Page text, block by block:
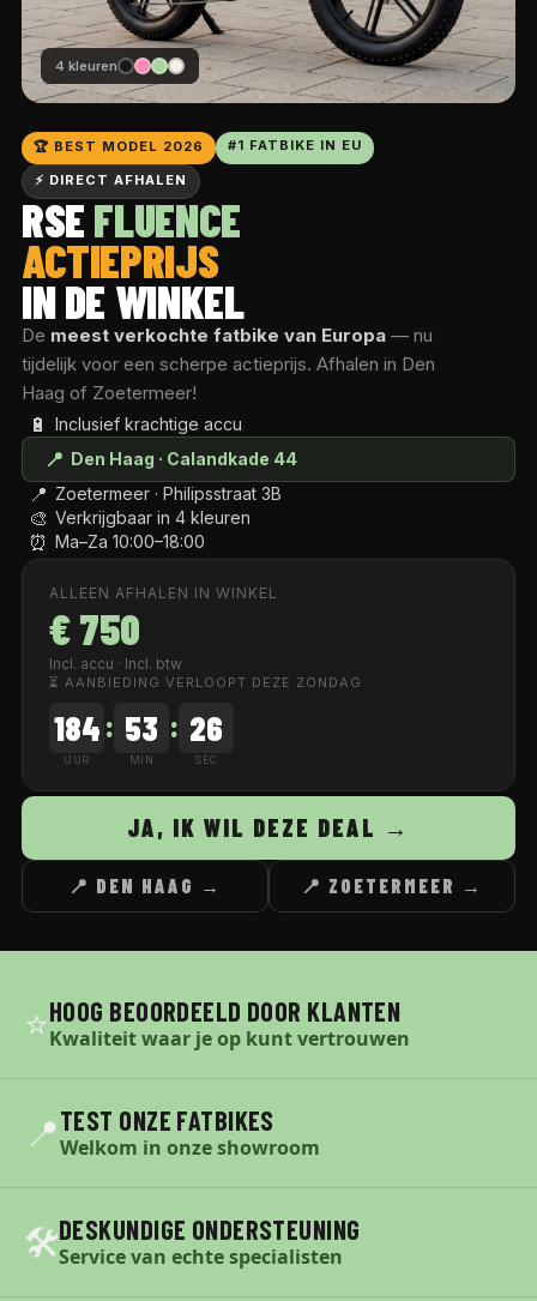
🏆 BEST MODEL 2026 #1 FATBIKE IN EU
⚡ DIRECT AFHALEN
RSEFLUENCE
ACTIEPRIJS
IN DE WINKEL
De meest verkochte fatbike van Europa — nu
tijdelijk voor een scherpe actieprijs. Afhalen in Den
Haag of Zoetermeer!
🔋 Inclusief krachtige accu
📍 Den Haag · Calandkade 44
📍 Zoetermeer · Philipsstraat 3B
🎨 Verkrijgbaar in 4 kleuren
⏰ Ma–Za 10:00–18:00
ALLEEN AFHALEN IN WINKEL
€ 750
Incl. accu · Incl. btw
⏳ AANBIEDING VERLOOPT DEZE ZONDAG
184
UUR
: 53
MIN
: 25
SEC
JA, IK WIL DEZE DEAL →
📍 DEN HAAG → 📍 ZOETERMEER →
4 kleuren
⭐HOOG BEOORDEELD DOOR KLANTEN
Kwaliteit waar je op kunt vertrouwen
📍TEST ONZE FATBIKES
Welkom in onze showroom
🛠️DESKUNDIGE ONDERSTEUNING
Service van echte specialisten